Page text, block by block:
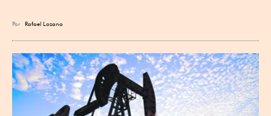
Por Rafael Lozano